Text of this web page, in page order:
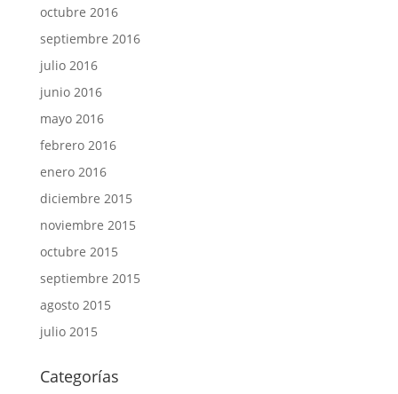
octubre 2016
septiembre 2016
julio 2016
junio 2016
mayo 2016
febrero 2016
enero 2016
diciembre 2015
noviembre 2015
octubre 2015
septiembre 2015
agosto 2015
julio 2015
Categorías